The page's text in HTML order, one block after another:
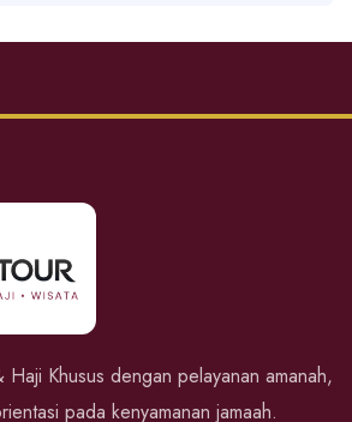
Haji Khusus dengan pelayanan amanah,
pada kenyamanan jamaah.